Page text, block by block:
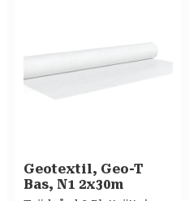
Geotextil, Geo-T
Bas, N1 2x30m